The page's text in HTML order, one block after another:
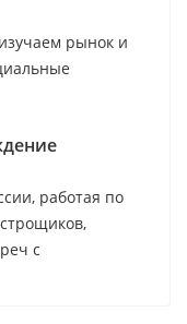
рынок и
работая по
с